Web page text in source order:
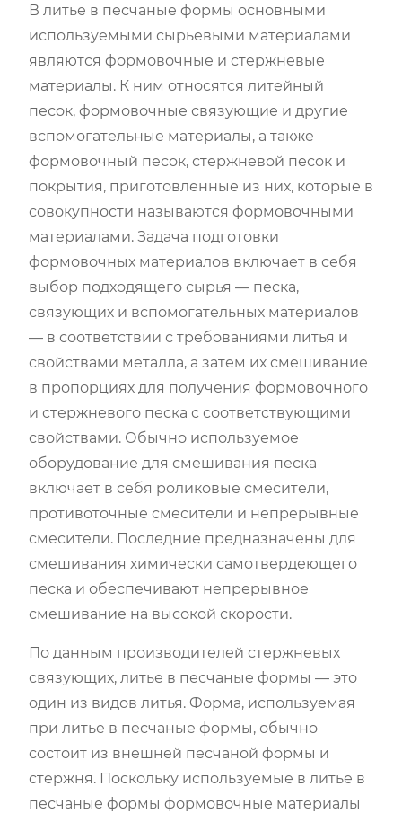
В литье в песчаные формы основными
используемыми сырьевыми материалами
являются формовочные и стержневые
материалы. К ним относятся литейный
песок, формовочные связующие и другие
вспомогательные материалы, а также
формовочный песок, стержневой песок и
покрытия, приготовленные из них, которые в
совокупности называются формовочными
материалами. Задача подготовки
формовочных материалов включает в себя
выбор подходящего сырья — песка,
связующих и вспомогательных материалов
— в соответствии с требованиями литья и
свойствами металла, а затем их смешивание
в пропорциях для получения формовочного
и стержневого песка с соответствующими
свойствами. Обычно используемое
оборудование для смешивания песка
включает в себя роликовые смесители,
противоточные смесители и непрерывные
смесители. Последние предназначены для
смешивания химически самотвердеющего
песка и обеспечивают непрерывное
смешивание на высокой скорости.
По данным производителей стержневых
связующих, литье в песчаные формы — это
один из видов литья. Форма, используемая
при литье в песчаные формы, обычно
состоит из внешней песчаной формы и
стержня. Поскольку используемые в литье в
песчаные формы формовочные материалы